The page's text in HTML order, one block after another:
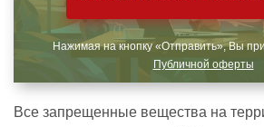
Нажимая на кнопку «Отправить», Вы
Публичной оферты
Все запрещенные вещества на